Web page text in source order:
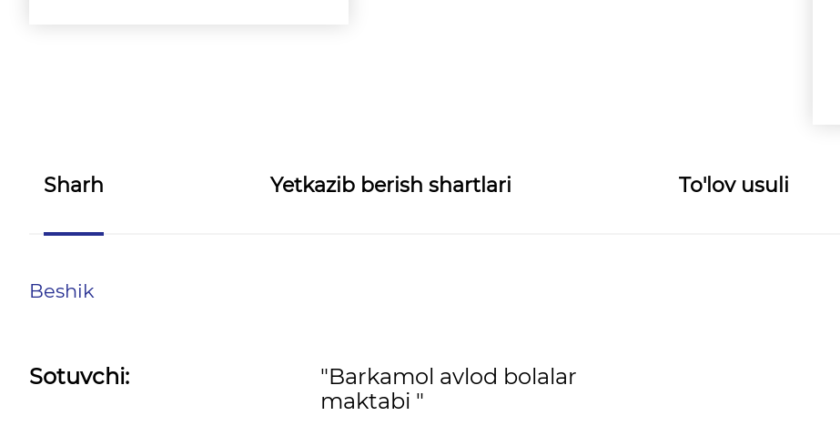
Sharh Yetkazib berish shartlari To'lov usuli
Beshik
Sotuvchi:
"Barkamol avlod bolalar
maktabi "